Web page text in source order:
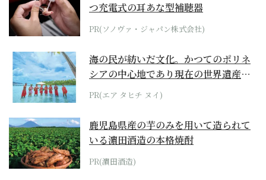
つ充電式の耳あな型補聴器
PR(ソノヴァ・ジャパン株式会社)
海の民が紡いだ文化。かつてのポリネ
シアの中心地であり現在の世界遺産か
らみえてくる...
PR(エア タヒチ ヌイ)
鹿児島県産の芋のみを用いて造られて
いる濵田酒造の本格焼酎
PR(濵田酒造)